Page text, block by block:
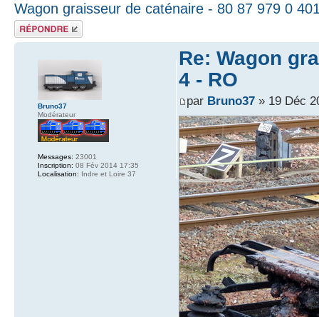
Wagon graisseur de caténaire - 80 87 979 0
Répondre
Re: Wagon
4 - RO
par Bruno37» 19 Déc
Bruno37
Modérateur
Messages: 23001
Inscription: 08 Fév 2014 17:35
Localisation: Indre et Loire 37